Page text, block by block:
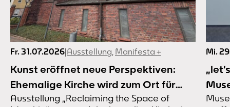
Fr. 31.07.2026|Ausstellung Manifesta +
Kunst eröffnet neue Perspektiven:
Ehemalige Kirche wird zum Ort für
Kunst und Gemeinschaft
Ausstellung „Reclaiming the Space of
Mi.